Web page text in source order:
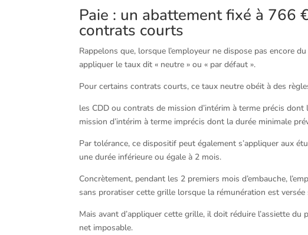
Paie : un abattement fixé à 766
contrats courts
Rappelons que, lorsque l’employeur ne dispose pas encore
appliquer le taux dit « neutre » ou « par défaut ».
Pour certains contrats courts, ce taux neutre obéit à des
les CDD ou contrats de mission d’intérim à terme précis
mission d’intérim à terme imprécis dont la durée minimale
Par tolérance, ce dispositif peut également s’appliquer aux
une durée inférieure ou égale à 2 mois.
Concrètement, pendant les 2 premiers mois d’embauche,
sans proratiser cette grille lorsque la rémunération est
Mais avant d’appliquer cette grille, il doit réduire l’assiette
net imposable.